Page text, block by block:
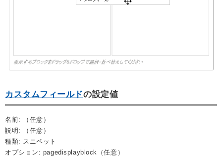
カスタムフィールドの設定値
名前: （任意）
説明: （任意）
種類: スニペット
オプション: pagedisplayblock（任意）